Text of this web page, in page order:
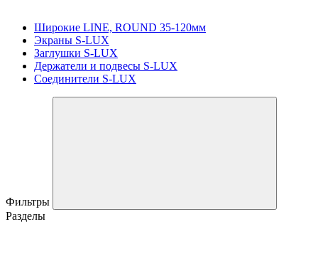
Широкие LINE, ROUND 35-120мм
Экраны S-LUX
Заглушки S-LUX
Держатели и подвесы S-LUX
Соединители S-LUX
Фильтры
Разделы